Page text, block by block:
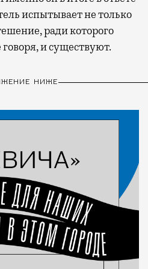
испытывает не только
ради которого
и существуют.
НИЖЕ